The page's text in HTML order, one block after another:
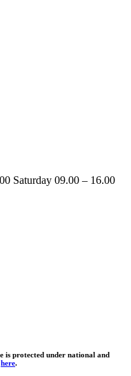
Saturday 09.00 – 16.00
is protected under national and
here.